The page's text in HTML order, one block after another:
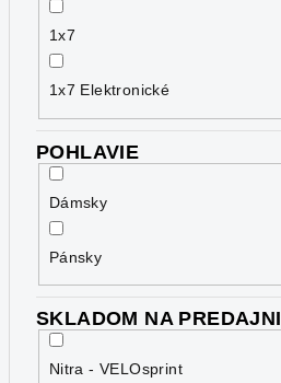
1x7
1x7 Elektronické
POHLAVIE
Dámsky
Pánsky
SKLADOM NA PREDAJNI
Nitra - VELOsprint